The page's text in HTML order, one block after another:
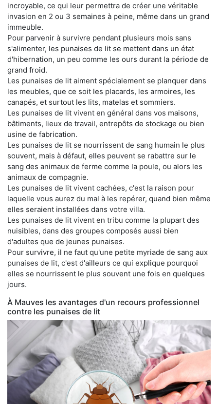
incroyable, ce qui leur permettra de créer une véritable
invasion en 2 ou 3 semaines à peine, même dans un grand
immeuble.
Pour parvenir à survivre pendant plusieurs mois sans
s'alimenter, les punaises de lit se mettent dans un état
d'hibernation, un peu comme les ours durant la période de
grand froid.
Les punaises de lit aiment spécialement se planquer dans
les meubles, que ce soit les placards, les armoires, les
canapés, et surtout les lits, matelas et sommiers.
Les punaises de lit vivent en général dans vos maisons,
bâtiments, lieux de travail, entrepôts de stockage ou bien
usine de fabrication.
Les punaises de lit se nourrissent de sang humain le plus
souvent, mais à défaut, elles peuvent se rabattre sur le
sang des animaux de ferme comme la poule, ou alors les
animaux de compagnie.
Les punaises de lit vivent cachées, c'est la raison pour
laquelle vous aurez du mal à les repérer, quand bien même
elles seraient installées dans votre villa.
Les punaises de lit vivent en tribu comme la plupart des
nuisibles, dans des groupes composés aussi bien
d'adultes que de jeunes punaises.
Pour survivre, il ne faut qu'une petite myriade de sang aux
punaises de lit, c'est d'ailleurs ce qui explique pourquoi
elles se nourrissent le plus souvent une fois en quelques
jours.
À Mauves les avantages d'un recours professionnel
contre les punaises de lit